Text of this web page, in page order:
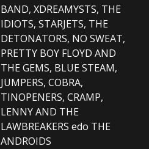
BAND, XDREAMYSTS, THE
IDIOTS, STARJETS, THE
DETONATORS, NO SWEAT,
PRETTY BOY FLOYD AND
THE GEMS, BLUE STEAM,
JUMPERS, COBRA,
TINOPENERS, CRAMP,
LENNY AND THE
LAWBREAKERS edo THE
ANDROIDS